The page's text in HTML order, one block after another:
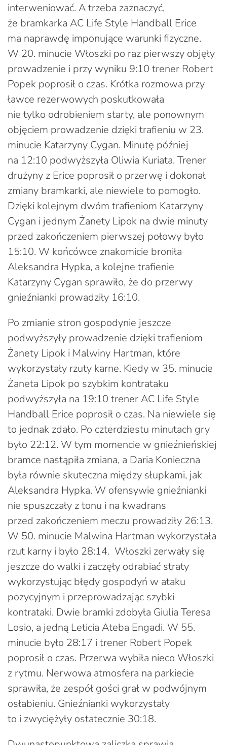
interweniować. A trzeba zaznaczyć,
że bramkarka AC Life Style Handball Erice
ma naprawdę imponujące warunki fizyczne.
W 20. minucie Włoszki po raz pierwszy objęły
prowadzenie i przy wyniku 9:10 trener Robert
Popek poprosił o czas. Krótka rozmowa przy
ławce rezerwowych poskutkowała
nie tylko odrobieniem starty, ale ponownym
objęciem prowadzenie dzięki trafieniu w 23.
minucie Katarzyny Cygan. Minutę później
na 12:10 podwyższyła Oliwia Kuriata. Trener
drużyny z Erice poprosił o przerwę i dokonał
zmiany bramkarki, ale niewiele to pomogło.
Dzięki kolejnym dwóm trafieniom Katarzyny
Cygan i jednym Żanety Lipok na dwie minuty
przed zakończeniem pierwszej połowy było
15:10. W końcówce znakomicie broniła
Aleksandra Hypka, a kolejne trafienie
Katarzyny Cygan sprawiło, że do przerwy
gnieźnianki prowadziły 16:10.
Po zmianie stron gospodynie jeszcze
podwyższyły prowadzenie dzięki trafieniom
Żanety Lipok i Malwiny Hartman, które
wykorzystały rzuty karne. Kiedy w 35. minucie
Żaneta Lipok po szybkim kontrataku
podwyższyła na 19:10 trener AC Life Style
Handball Erice poprosił o czas. Na niewiele się
to jednak zdało. Po czterdziestu minutach gry
było 22:12. W tym momencie w gnieźnieńskiej
bramce nastąpiła zmiana, a Daria Konieczna
była równie skuteczna między słupkami, jak
Aleksandra Hypka. W ofensywie gnieźnianki
nie spuszczały z tonu i na kwadrans
przed zakończeniem meczu prowadziły 26:13.
W 50. minucie Malwina Hartman wykorzystała
rzut karny i było 28:14. Włoszki zerwały się
jeszcze do walki i zaczęły odrabiać straty
wykorzystując błędy gospodyń w ataku
pozycyjnym i przeprowadzając szybki
kontrataki. Dwie bramki zdobyła Giulia Teresa
Losio, a jedną Leticia Ateba Engadi. W 55.
minucie było 28:17 i trener Robert Popek
poprosił o czas. Przerwa wybiła nieco Włoszki
z rytmu. Nerwowa atmosfera na parkiecie
sprawiła, że zespół gości grał w podwójnym
osłabieniu. Gnieźnianki wykorzystały
to i zwyciężyły ostatecznie 30:18.